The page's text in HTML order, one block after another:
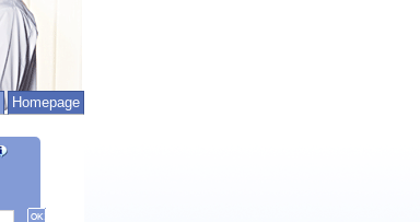
Homepage